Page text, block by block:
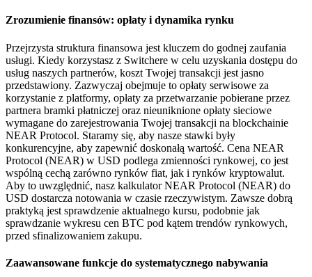
Zrozumienie finansów: opłaty i dynamika rynku
Przejrzysta struktura finansowa jest kluczem do godnej zaufania
usługi. Kiedy korzystasz z Switchere w celu uzyskania dostępu do
usług naszych partnerów, koszt Twojej transakcji jest jasno
przedstawiony. Zazwyczaj obejmuje to opłaty serwisowe za
korzystanie z platformy, opłaty za przetwarzanie pobierane przez
partnera bramki płatniczej oraz nieuniknione opłaty sieciowe
wymagane do zarejestrowania Twojej transakcji na blockchainie
NEAR Protocol. Staramy się, aby nasze stawki były
konkurencyjne, aby zapewnić doskonałą wartość. Cena NEAR
Protocol (NEAR) w USD podlega zmienności rynkowej, co jest
wspólną cechą zarówno rynków fiat, jak i rynków kryptowalut.
Aby to uwzględnić, nasz kalkulator NEAR Protocol (NEAR) do
USD dostarcza notowania w czasie rzeczywistym. Zawsze dobrą
praktyką jest sprawdzenie aktualnego kursu, podobnie jak
sprawdzanie wykresu cen BTC pod kątem trendów rynkowych,
przed sfinalizowaniem zakupu.
Zaawansowane funkcje do systematycznego nabywania